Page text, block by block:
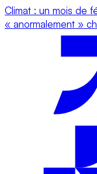
Climat : un mois de
« anormalement »